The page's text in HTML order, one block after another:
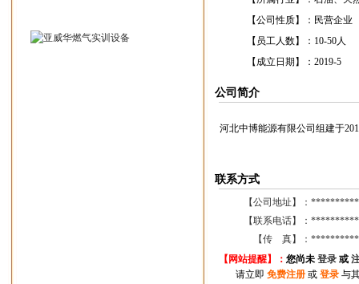
【公司性质】： 民营企业
【员工人数】： 10-50人
【成立日期】： 2019-5
公司简介
河北中博能源有限公司组建于
联系方式
【公司地址】： **********
【联系电话】： **********
【传 真】： **********
【网站提醒】： 您尚未 登录 或
请立即 免费注册 或 登录 与